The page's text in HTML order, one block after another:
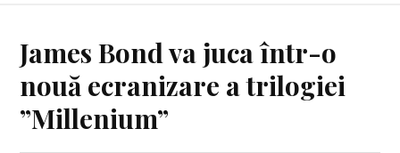
James Bond va juca într-o
nouă ecranizare a trilogiei
”Millenium”